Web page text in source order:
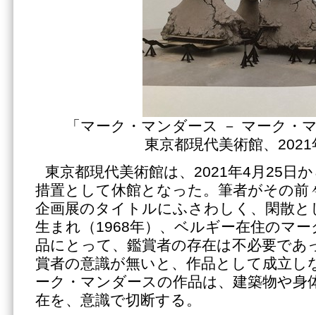
「マーク・マンダース － マーク・
東京都現代美術館、2021
東京都現代美術館は、2021年4月25日
措置として休館となった。筆者がその前
企画展のタイトルにふさわしく、閑散
生まれ（1968年）、ベルギー在住のマ
品にとって、鑑賞者の存在は不必要であ
賞者の意識が無いと、作品として成立し
ーク・マンダースの作品は、建築物や身
在を、意識で切断する。